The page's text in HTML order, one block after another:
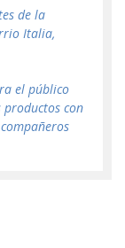
de la
Italia,
el público
productos con